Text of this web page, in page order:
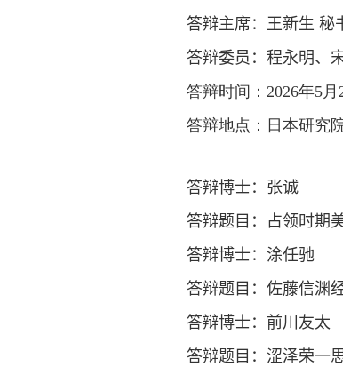
答辩主席： 王新生 秘
答辩委员： 程永明、
答辩时间： 2026年5月
答辩地点：日本研究
答辩博士： 张诚
答辩题目： 占领时期
答辩博士： 涂任驰
答辩题目： 佐藤信渊
答辩博士： 前川友太
答辩题目： 涩泽荣一